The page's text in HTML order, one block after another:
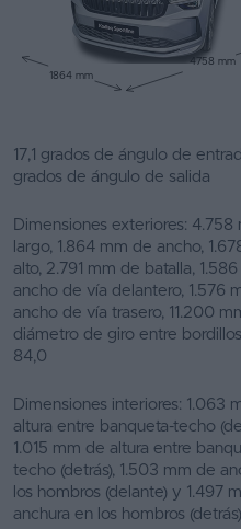
4758 mm
1864 mm
17,1 grados de ángulo de
grados de ángulo de salida
Dimensiones exteriores: 4.758
largo, 1.864 mm de ancho,
alto, 2.791 mm de batalla,
ancho de vía delantero, 1.576
ancho de vía trasero, 11.200
diámetro de giro entre
84,0
Dimensiones interiores: 1.063
altura entre banqueta-techo
1.015 mm de altura entre
techo (detrás), 1.503 mm de
los hombros (delante) y 1.497
anchura en los hombros (detrás)